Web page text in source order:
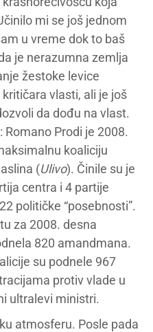
mi se još jednom
u vreme dok to baš
je nerazumna zemlja
žestoke levice
vlasti, ali je još
da dođu na vlast.
Prodi je 2008.
koaliciju
(Ulivo). Činile su je
centra i 4 partije
političke “posebnosti”.
za 2008. desna
820 amandmana.
su podnele 967
protiv vlade u
ultralevi ministri.
atmosferu. Posle pada